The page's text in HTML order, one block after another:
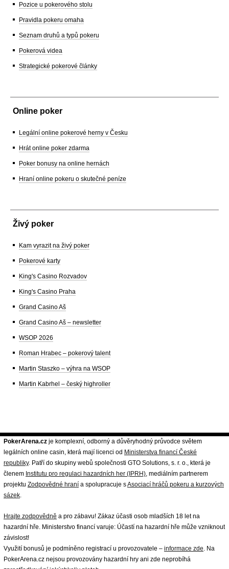
Pozice u pokerového stolu
Pravidla pokeru omaha
Seznam druhů a typů pokeru
Pokerová videa
Strategické pokerové články
Online poker
Legální online pokerové herny v Česku
Hrát online poker zdarma
Poker bonusy na online hernách
Hraní online pokeru o skutečné peníze
Živý poker
Kam vyrazit na živý poker
Pokerové karty
King's Casino Rozvadov
King's Casino Praha
Grand Casino Aš
Grand Casino Aš – newsletter
WSOP 2026
Roman Hrabec – pokerový talent
Martin Staszko – výhra na WSOP
Martin Kabrhel – český highroller
PokerArena.cz je komplexní, odborný a důvěryhodný průvodce světem
legálních online casin, která mají licenci od Ministerstva financí České
republiky. Patří do skupiny webů společnosti GTO Solutions, s. r. o., která je
členem Institutu pro regulaci hazardních her (IPRH), mediálním partnerem
projektu Zodpovědné hraní a spolupracuje sAsociací hráčů pokeru a kurzových
sázek.
Hrajte zodpovědně a pro zábavu! Zákaz účasti osob mladších 18 let na
hazardní hře. Ministerstvo financí varuje: Účastí na hazardní hře může vzniknout
závislost!
Využití bonusů je podmíněno registrací u provozovatele – informace zde. Na
PokerArena.cz nejsou provozovány hazardní hry ani zde neprobíhá